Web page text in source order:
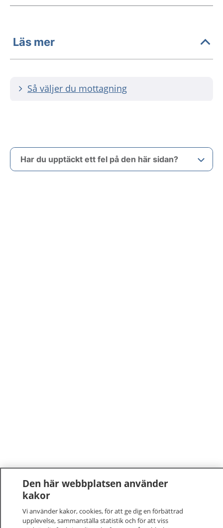
Läs mer
Så väljer du mottagning
Har du upptäckt ett fel på den här sidan?
Den här webbplatsen använder
kakor
Vi använder kakor, cookies, för att ge dig en förbättrad
upplevelse, sammanställa statistik och för att viss